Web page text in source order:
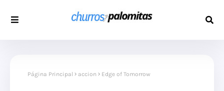
Página Principal accion Edge of Tomorrow